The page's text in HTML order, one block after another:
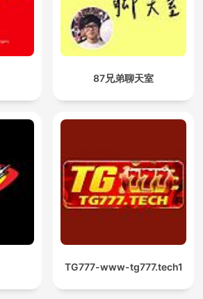
87兄弟聊天室
TG777-www-tg777.tech1